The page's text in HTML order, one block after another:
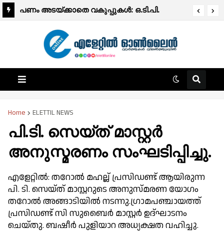
പണം അടയ്ക്കാതെ വകുപ്പുകൾ: ഒ.ടി.പി.
പ്രഭാത വാർത്തകൾ
Home ELETTIL NEWS
പി.ടി. സെയ്ത് മാസ്റ്റർ
അനുസ്മരണം സംഘടിപ്പിച്ചു.
എളേറ്റിൽ: തറോൽ മഹല്ല് പ്രസിഡണ്ട് ആയിരുന്ന
പി. ടി. സെയ്ത് മാസ്റ്ററുടെ അനുസ്മരണ യോഗം
തറോൽ അങ്ങാടിയിൽ നടന്നു.ഗ്രാമപഞ്ചായത്ത്
പ്രസിഡണ്ട് സി സുബൈർ മാസ്റ്റർ ഉദ്ഘാടനം
ചെയ്തു. ബഷീർ പുളിയാറ അധ്യക്ഷത വഹിച്ചു.